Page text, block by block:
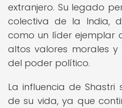
extranjero. Su legado
colectiva de la India,
como un líder ejemplar
altos valores morales y
del poder político.
La influencia de Shastri
de su vida, ya que